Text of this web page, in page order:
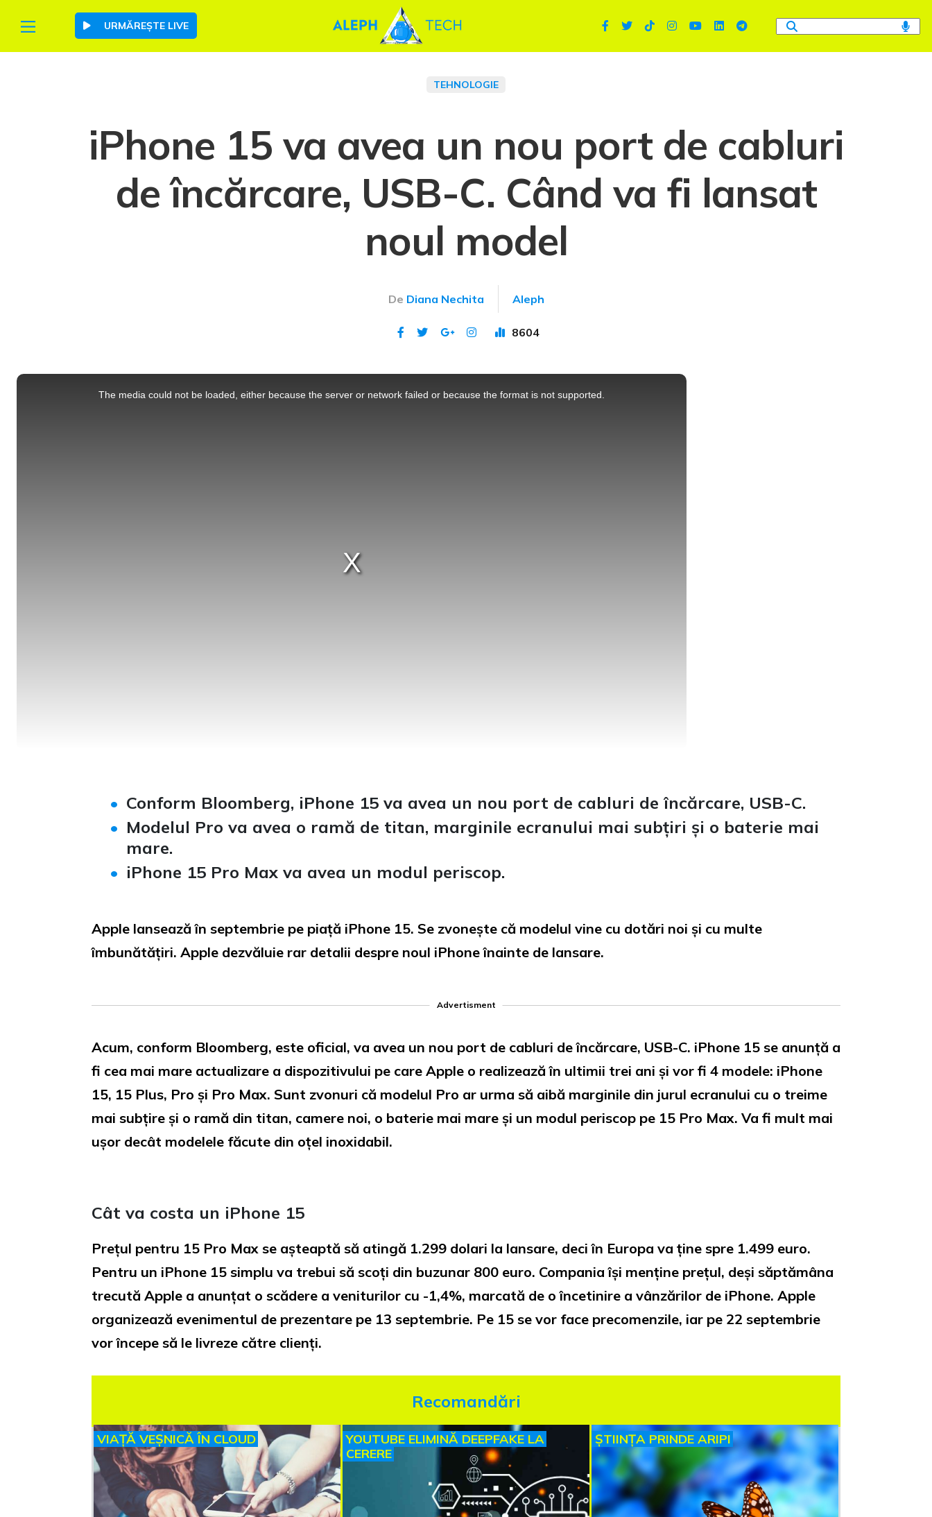
URMĂREȘTE LIVE
TEHNOLOGIE
iPhone 15 va avea un nou port de cabluri
de încărcare, USB-C. Când va fi lansat
noul model
De Diana Nechita Aleph
8604
This
is
The media could not be loaded, either because the server or network failed or because the format is not supported.
Conform Bloomberg, iPhone 15 va avea un nou port de cabluri de încărcare, USB-C.
Modelul Pro va avea o ramă de titan, marginile ecranului mai subțiri și o baterie mai
mare.
iPhone 15 Pro Max va avea un modul periscop.
Apple lansează în septembrie pe piață iPhone 15. Se zvonește că modelul vine cu dotări noi și cu multe
îmbunătățiri. Apple dezvăluie rar detalii despre noul iPhone înainte de lansare.
Advertisment
Acum, conform Bloomberg, este oficial, va avea un nou port de cabluri de încărcare, USB-C. iPhone 15 se anunță a
fi cea mai mare actualizare a dispozitivului pe care Apple o realizează în ultimii trei ani și vor fi 4 modele: iPhone
15, 15 Plus, Pro și Pro Max. Sunt zvonuri că modelul Pro ar urma să aibă marginile din jurul ecranului cu o treime
mai subțire și o ramă din titan, camere noi, o baterie mai mare și un modul periscop pe 15 Pro Max. Va fi mult mai
ușor decât modelele făcute din oțel inoxidabil.
Cât va costa un iPhone 15
Prețul pentru 15 Pro Max se așteaptă să atingă 1.299 dolari la lansare, deci în Europa va ține spre 1.499 euro.
Pentru un iPhone 15 simplu va trebui să scoți din buzunar 800 euro. Compania își menține prețul, deși săptămâna
trecută Apple a anunțat o scădere a veniturilor cu -1,4%, marcată de o încetinire a vânzărilor de iPhone. Apple
organizează evenimentul de prezentare pe 13 septembrie. Pe 15 se vor face precomenzile, iar pe 22 septembrie
vor începe să le livreze către clienți.
Recomandări
VIAȚĂ VEȘNICĂ ÎN CLOUD
YOUTUBE ELIMINĂ DEEPFAKE LA
CERERE
ȘTIINȚA PRINDE ARIPI